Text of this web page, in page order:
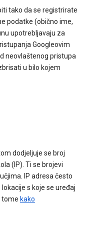
tako da se registrirate
podatke (obično ime,
upotrebljavaju za
Googleovim
neovlaštenog pristupa
u bilo kojem
dodjeljuje se broj
(IP). Ti se brojevi
IP adresa često
s koje se uređaj
tome kako